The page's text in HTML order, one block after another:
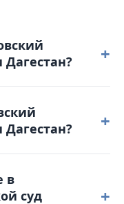
Дагестан?
+
ул. Акаева, д. 29.
Дагестан?
+
до 14-00.
и
в
суд
+